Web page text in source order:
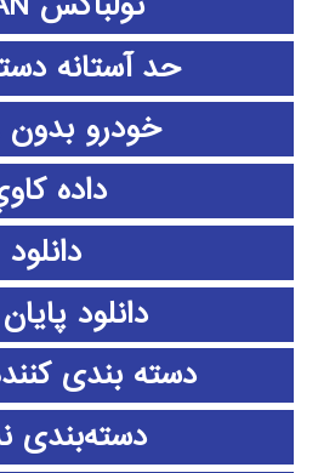
حد آستانه
خودرو بدون
داده
دانلود
دانلود
دسته بندی
دسته‌بندی